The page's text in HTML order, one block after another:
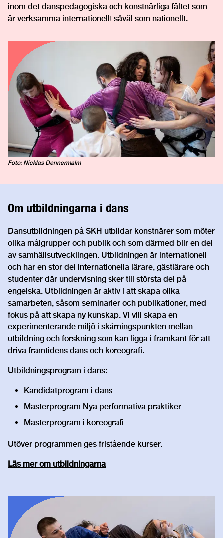
inom det danspedagogiska och konstnärliga fältet som
är verksamma internationellt såväl som nationellt.
Foto: Nicklas Dennermalm
Om utbildningarna i dans
Dansutbildningen på SKH utbildar konstnärer som möter
olika målgrupper och publik och som därmed blir en del
av samhällsutvecklingen. Utbildningen är internationell
och har en stor del internationella lärare, gästlärare och
studenter där undervisning sker till största del på
engelska. Utbildningen är aktiv i att skapa olika
samarbeten, såsom seminarier och publikationer, med
fokus på att skapa ny kunskap. Vi vill skapa en
experimenterande miljö i skärningspunkten mellan
utbildning och forskning som kan ligga i framkant för att
driva framtidens dans och koreografi.
Utbildningsprogram i dans:
Kandidatprogram i dans
Masterprogram Nya performativa praktiker
Masterprogram i koreografi
Utöver programmen ges fristående kurser.
Läs mer om utbildningarna